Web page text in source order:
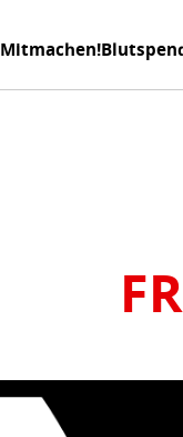
Mitmachen!